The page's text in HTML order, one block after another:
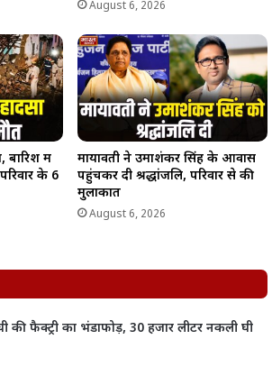
August 6, 2026
बारिश में
के 6
मायावती ने उमाशंकर सिंह के आवास
पहुंचकर दी श्रद्धांजलि, परिवार से की
मुलाकात
August 6, 2026
की फैक्ट्री का भंडाफोड़, 30 हजार लीटर नकली घी